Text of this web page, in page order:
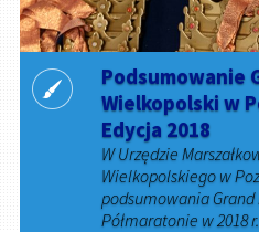
Podsumowanie
Wielkopolski w
Edycja 2018
W Urzędzie
Wielkopolskiego w
podsumowania
Półmaratonie w 2018